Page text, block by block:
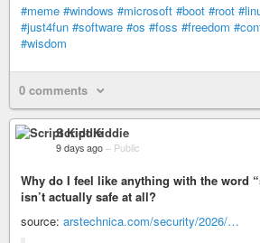
#meme #windows #microsoft #boot #root
#just4fun #software #os #foss #freedom
#wisdom
0 comments
Script Kiddie
9 days ago – Public
Why do I feel like anything with the word
isn’t actually safe at all?
source: arstechnica.com/security/2026/…